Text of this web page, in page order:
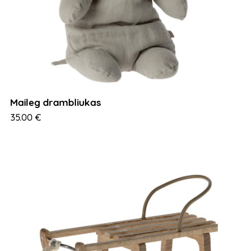
Maileg drambliukas
35.00 €